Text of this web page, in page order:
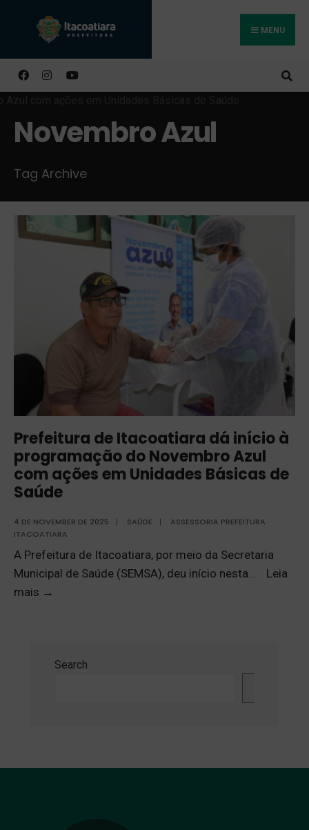
MENU
Novembro Azul
Tag Archive
Prefeitura de Itacoatiara dá início à
programação do Novembro Azul
com ações em Unidades Básicas de
Saúde
4 DE NOVEMBER DE 2025 | SAÚDE |
ASSESSORIA PREFEITURA
ITACOATIARA
A Prefeitura de Itacoatiara, por meio da Secretaria
Municipal de Saúde (SEMSA), deu início nesta...
Leia
mais →
Search
Buscar